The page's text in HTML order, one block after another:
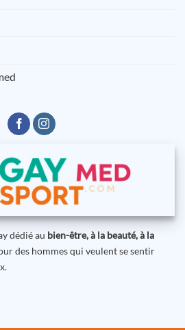
dédié au bien-être, à la beauté, à la
des hommes qui veulent se sentir